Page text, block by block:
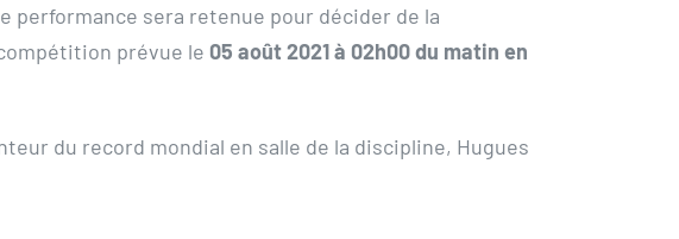
performance sera retenue pour décider de la
prévue le 05 août 2021 à 02h00 du matin en
du record mondial en salle de la discipline, Hugues